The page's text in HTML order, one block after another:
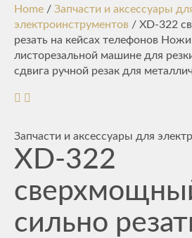
Home / Запчасти и аксессуары
электроинструментов / XD-322
резать на кейсах телефонов
листорезальной машине для
сдвига ручной резак для
Запчасти и аксессуары для
XD-322
сильно